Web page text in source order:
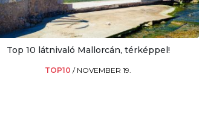
Top 10 látnivaló Mallorcán, térképpel!
TOP10/ NOVEMBER 19.